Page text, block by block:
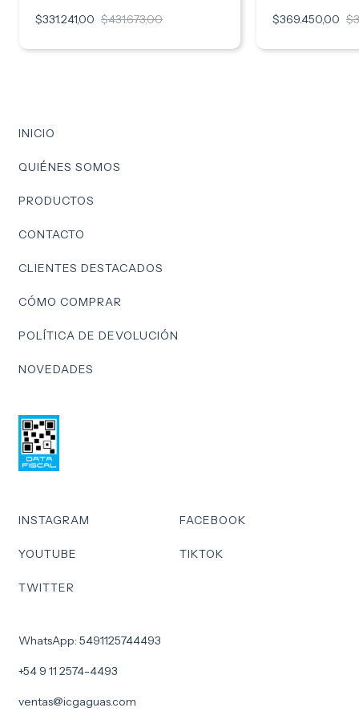
$331.241,00 $431.673,00 $369.450,00
INICIO
QUIÉNES SOMOS
PRODUCTOS
CONTACTO
CLIENTES DESTACADOS
CÓMO COMPRAR
POLÍTICA DE DEVOLUCIÓN
NOVEDADES
INSTAGRAM FACEBOOK
YOUTUBE TIKTOK
TWITTER
WhatsApp: 5491125744493
+54 9 11 2574-4493
ventas@icgaguas.com